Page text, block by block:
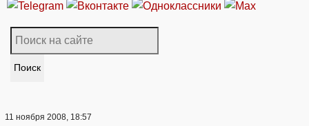
Поиск
11 ноября 2008, 18:57